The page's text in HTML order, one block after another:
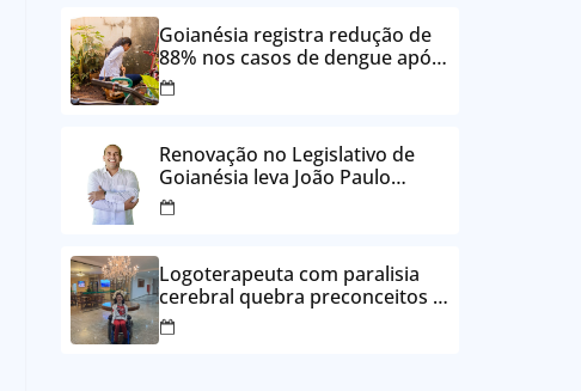
Goianésia registra redução de
88% nos casos de dengue após
ações de prevenção da
Prefeitura
Renovação no Legislativo de
Goianésia leva João Paulo
Batista à Câmara Municipal
Logoterapeuta com paralisia
cerebral quebra preconceitos e
ajuda pacientes a reencontrar
propósito em Goianésia